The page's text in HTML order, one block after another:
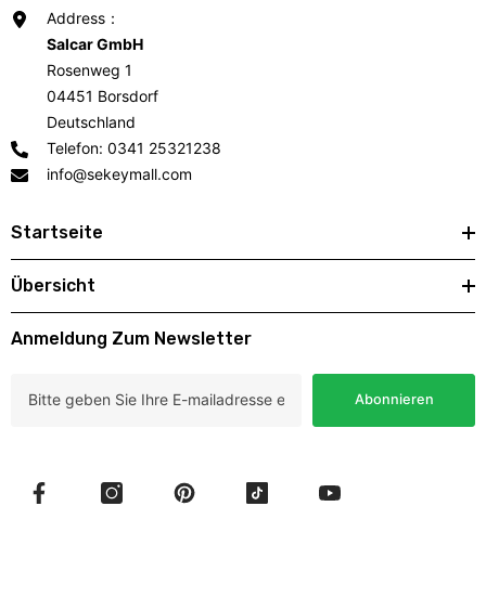
Address：
Salcar GmbH
Rosenweg 1
04451 Borsdorf
Deutschland
Telefon: 0341 25321238
info@sekeymall.com
Startseite
Übersicht
Anmeldung Zum Newsletter
Abonnieren